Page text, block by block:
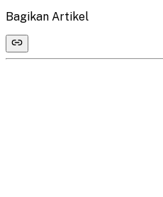
Bagikan Artikel